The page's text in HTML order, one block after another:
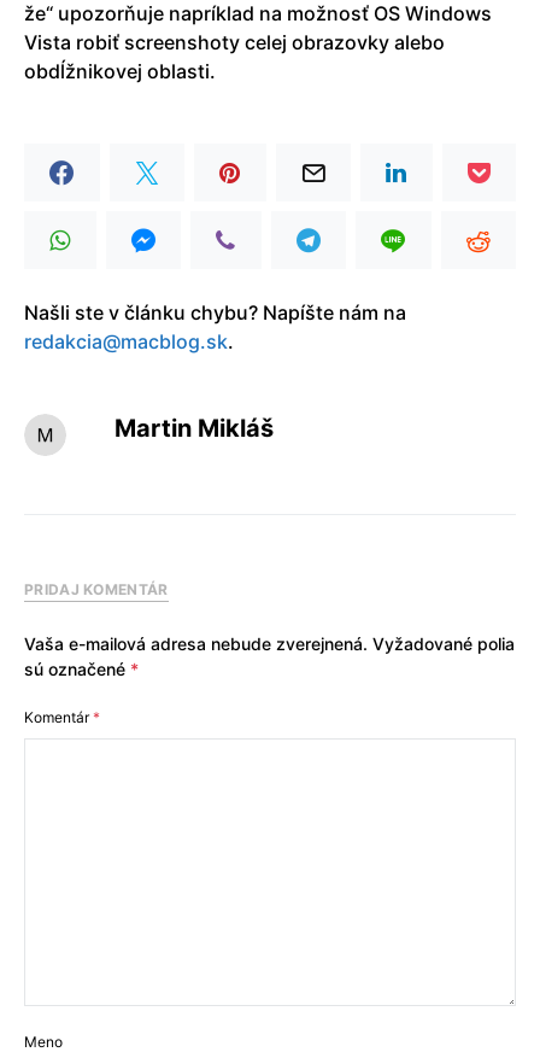
že“ upozorňuje napríklad na možnosť OS Windows
Vista robiť screenshoty celej obrazovky alebo
obdĺžnikovej oblasti.
Našli ste v článku chybu? Napíšte nám na
redakcia@macblog.sk.
Martin Mikláš
PRIDAJ KOMENTÁR
Vaša e-mailová adresa nebude zverejnená. Vyžadované polia
sú označené *
Komentár*
Meno